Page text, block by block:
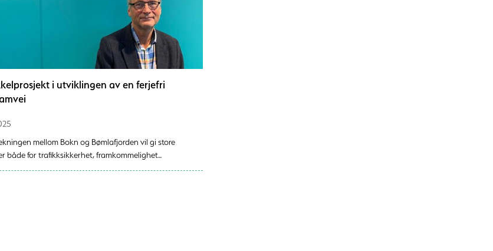
i utviklingen av en ferjefri
mellom Bokn og Bømlafjorden vil gi store
både for trafikksikkerhet, framkommelighet...